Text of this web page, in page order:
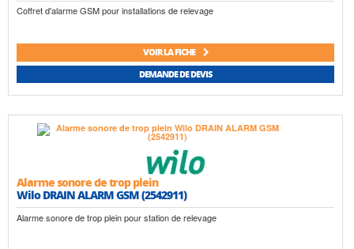
Coffret d'alarme GSM pour installations de relevage
VOIR LA FICHE
DEMANDE DE DEVIS
Alarme sonore de trop plein
Wilo DRAIN ALARM GSM (2542911)
Alarme sonore de trop plein pour station de relevage